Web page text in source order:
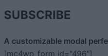
SUBSCRIBE
A customizable modal
[mc4wp_form id="496"]